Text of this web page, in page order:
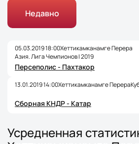
Недавно
05.03.2019 18:00Хеттикамканамге Перера
Азия. Лига Чемпионов | 2019
Персеполис - Пахтакор
13.01.2019 14:00Хеттикамканамге Перера
Сборная КНДР - Катар
Усредненная